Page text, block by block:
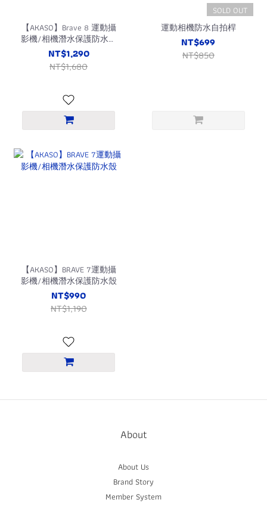
【AKASO】Brave 8 運動攝
影機/相機潛水保護防水殼
(防水60公尺/高透鏡頭)
NT$1,290
NT$1,680
SOLD OUT
運動相機防水自拍桿
NT$699
NT$850
【AKASO】BRAVE 7運動攝
影機/相機潛水保護防水殼
NT$990
NT$1,190
About
About Us
Brand Story
Member System